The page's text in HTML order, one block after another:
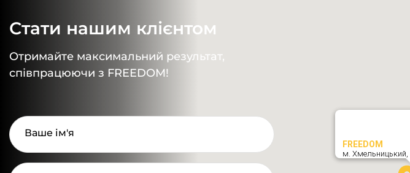
Стати нашим клієнтом
Отримайте максимальний результат,
співпрацюючи з FREEDOM!
Ваше ім'я
FREEDOM
м. Хмельницький,